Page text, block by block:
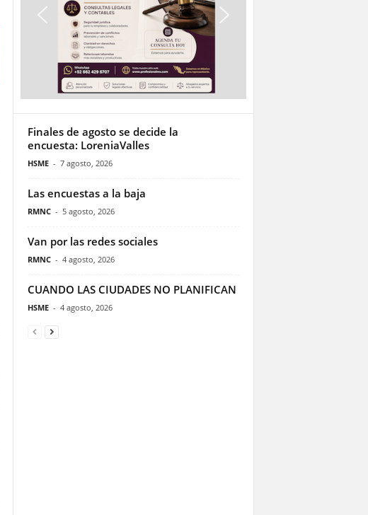
Finales de agosto se decide la
encuesta: LoreniaValles
HSME - 7 agosto, 2026
Las encuestas a la baja
RMNC - 5 agosto, 2026
Van por las redes sociales
RMNC - 4 agosto, 2026
CUANDO LAS CIUDADES NO PLANIFICAN
HSME - 4 agosto, 2026